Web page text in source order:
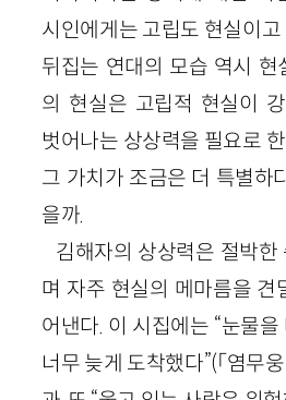
시인에게는 고립도 현실이
뒤집는 연대의 모습 역시 현
의 현실은 고립적 현실이
벗어나는 상상력을 필요로
그 가치가 조금은 더 특별하
을까.
김해자의 상상력은 절박한
며 자주 현실의 메마름을 견
어낸다. 이 시집에는 “눈물
너무 늦게 도착했다”(「염무